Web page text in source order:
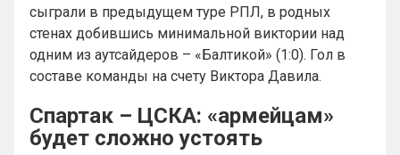
сыграли в предыдущем туре РПЛ, в родных
стенах добившись минимальной виктории над
одним из аутсайдеров – «Балтикой» (1:0). Гол в
составе команды на счету Виктора Давила.
Спартак – ЦСКА: «армейцам»
будет сложно устоять